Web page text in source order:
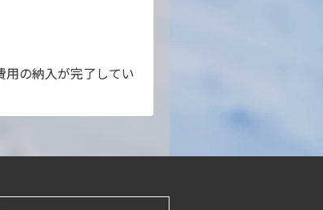
用の納入が完了してい